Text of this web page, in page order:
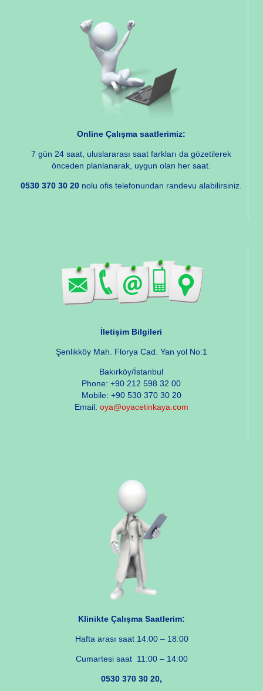
Online Çalışma saatlerimiz:
7 gün 24 saat, uluslararası saat farkları da gözetilerek
önceden planlanarak, uygun olan her saat.
0530 370 30 20 nolu ofis telefonundan randevu alabilirsiniz.
İletişim Bilgileri
Şenlikköy Mah. Florya Cad. Yan yol No:1
Bakırköy/İstanbul
Phone: +90 212 598 32 00
Mobile: +90 530 370 30 20
Email: oya@oyacetinkaya.com
Klinikte Çalışma Saatlerim:
Hafta arası saat 14:00 – 18:00
Cumartesi saat 11:00 – 14:00
0530 370 30 20,